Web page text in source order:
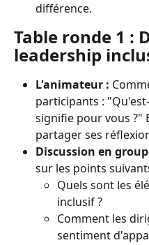
différence.
Table ronde 1 :
leadership
L'animateur :
participants :
signifie pour vous ?"
partager ses
Discussion en
sur les points
Quels sont les
inclusif ?
Comment les
sentiment